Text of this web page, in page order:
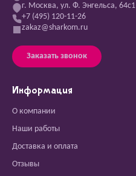
г. Москва, ул. Ф. Энгельса, 64с1
+7 (495) 120-11-26
zakaz@sharkom.ru
Заказать звонок
Информация
О компании
Наши работы
Доставка и оплата
Отзывы